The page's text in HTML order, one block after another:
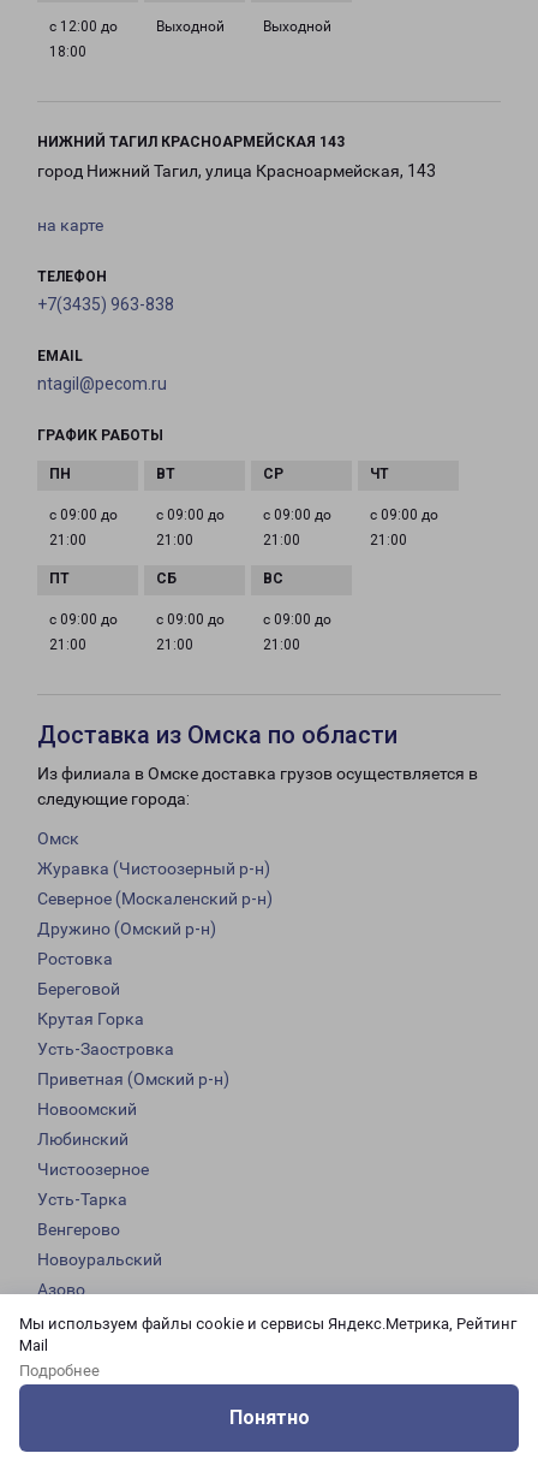
Мы используем файлы cookie и сервисы Яндекс.Метрика, Рейтинг
Mail
Подробнее
Понятно
с 12:00 до
18:00
Выходной Выходной
НИЖНИЙ ТАГИЛ КРАСНОАРМЕЙСКАЯ 143
город Нижний Тагил, улица Красноармейская, 143
на карте
ТЕЛЕФОН
+7(3435) 963-838
EMAIL
ntagil@pecom.ru
ГРАФИК РАБОТЫ
с 09:00 до
21:00
с 09:00 до
21:00
с 09:00 до
21:00
с 09:00 до
21:00
с 09:00 до
21:00
с 09:00 до
21:00
с 09:00 до
21:00
Доставка из Омска по области
Из филиала в Омске доставка грузов осуществляется в
следующие города:
Омск
Журавка (Чистоозерный р-н)
Северное (Москаленский р-н)
Дружино (Омский р-н)
Ростовка
Береговой
Крутая Горка
Усть-Заостровка
Приветная (Омский р-н)
Новоомский
Любинский
Чистоозерное
Усть-Тарка
Венгерово
Новоуральский
Азово
Горьковское
Исилькуль
Калачинск